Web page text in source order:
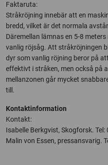
Faktaruta:
Stråkröjning innebär att en
bredd, vilket är det normala
Däremellan lämnas en 5-8
vanlig röjsåg. Att stråkröjningen
dyr som vanlig röjning beror på
effektivt i stråken, men också på
mellanzonen går mycket
till.
Kontaktinformation
Kontakt:
Isabelle Berkgvist, Skogforsk.
Malin von Essen, pressansvarig.